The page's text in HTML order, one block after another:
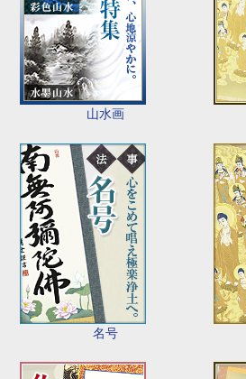
山水画
名号